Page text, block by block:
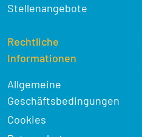
Stellenangebote
Rechtliche
Informationen
Allgemeine
Geschäftsbedingungen
Cookies